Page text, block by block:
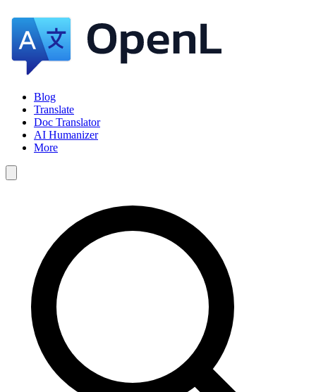
Blog
Translate
Doc Translator
AI Humanizer
More